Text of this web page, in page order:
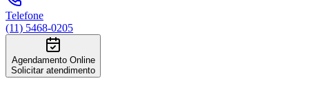
Telefone
(11) 5468-0205
Agendamento Online
Solicitar atendimento